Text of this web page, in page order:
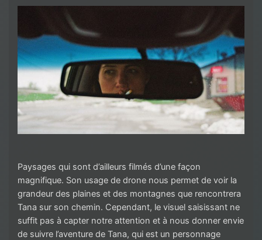
Paysages qui sont d’ailleurs filmés d’une façon
magnifique. Son usage de drone nous permet de voir la
grandeur des plaines et des montagnes que rencontrera
Tana sur son chemin. Cependant, le visuel saisissant ne
suffit pas à capter notre attention et à nous donner envie
de suivre l’aventure de Tana, qui est un personnage